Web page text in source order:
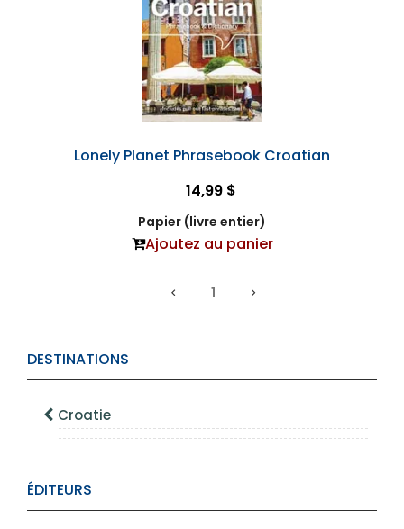
DESTINATIONS
Croatie
ÉDITEURS
Lonely Planet Phrasebook Croatian
14,99 $
Papier (livre entier)
Ajoutez au panier
1